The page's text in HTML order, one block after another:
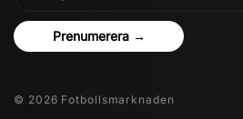
Prenumerera →
© 2026 Fotbollsmarknaden